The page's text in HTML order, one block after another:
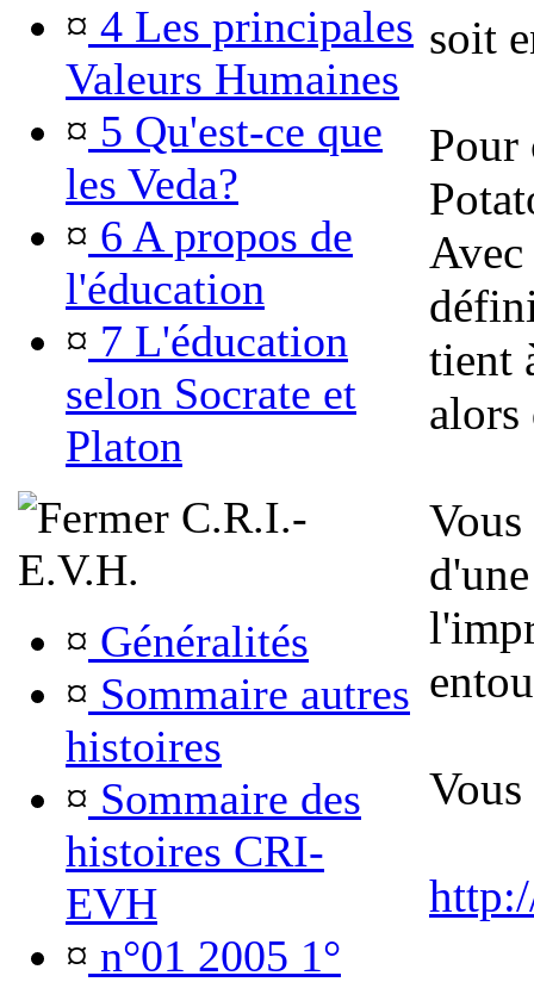
¤ 4 Les principales
Valeurs Humaines
¤ 5 Qu'est-ce que
les Veda?
¤ 6 A propos de
l'éducation
¤ 7 L'éducation
selon Socrate et
Platon
C.R.I.-
E.V.H.
¤ Généralités
¤ Sommaire autres
histoires
¤ Sommaire des
histoires CRI-
EVH
¤ n°01 2005 1°
soit
Pour
tient
alors
Vous